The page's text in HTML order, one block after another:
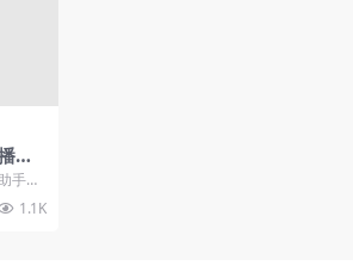
间
内
效，
费
手，
1.1K